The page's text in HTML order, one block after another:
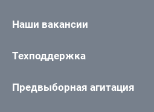
Наши вакансии
Техподдержка
Предвыборная агитация